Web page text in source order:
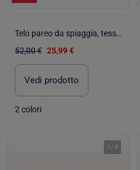
Telo pareo da spiaggia, tessuto in rilievo, fouta - Gamusi.
52,00 € 25,99 €
Vedi prodotto
2 colori
1 /4